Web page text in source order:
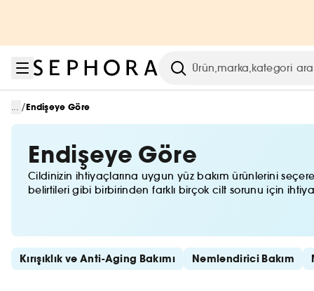
Arama
... /Endişeye Göre
Endişeye Göre
Cildinizin ihtiyaçlarına uygun yüz bakım ürünlerini
belirtileri gibi birbirinden farklı birçok cilt sorunu için
Hızlı bağlantıları atla
Kırışıklık ve Anti-Aging Bakımı Nemlendirici Bakım